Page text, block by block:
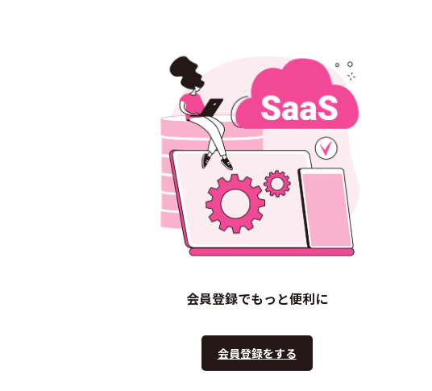
会員登録でもっと便利に
会員登録をする